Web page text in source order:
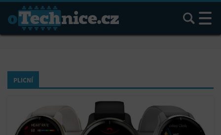
Hledat
PLICNÍ